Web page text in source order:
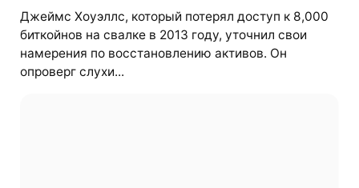
Джеймс Хоуэллс, который потерял доступ к 8,000
биткойнов на свалке в 2013 году, уточнил свои
намерения по восстановлению активов. Он
опроверг слухи...